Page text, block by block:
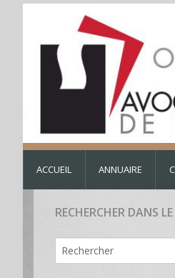
ACCUEIL ANNUAIRE
RECHERCHER DANS